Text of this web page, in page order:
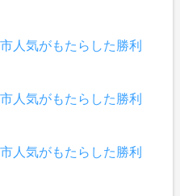
人気がもたらした勝利
人気がもたらした勝利
人気がもたらした勝利